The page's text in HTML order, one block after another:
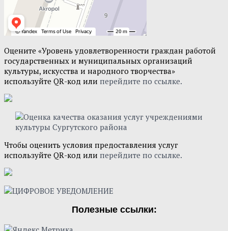
Оцените «Уровень удовлетворенности граждан работой
государственных и муниципальных организаций
культуры, искусства и народного творчества»
используйте QR-код или перейдите по ссылке.
Чтобы оценить условия предоставления услуг
используйте QR-код или перейдите по ссылке.
Полезные ссылки: